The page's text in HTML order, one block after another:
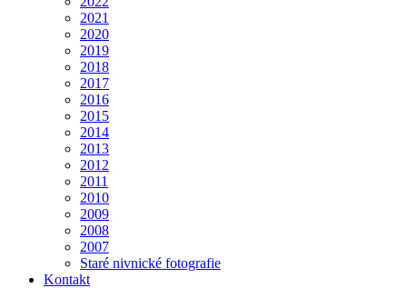
2021
2020
2019
2018
2017
2016
2015
2014
2013
2012
2011
2010
2009
2008
2007
Staré nivnické fotografie
Kontakt